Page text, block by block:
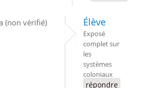
(non vérifié) Élève
Exposé
complet sur
les
systèmes
coloniaux
répondre